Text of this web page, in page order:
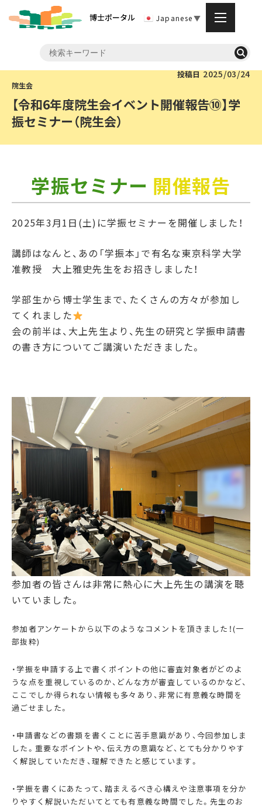
博士ポータル Japanese▼
投稿日 2025/03/24
【令和6年度院生会イベント開催報告⑩】学
振セミナー（院生会）
学振セミナー 開催報告
2025年3月1日(土)に学振セミナーを開催しました！
講師はなんと、あの「学振本」で有名な東京科学大学
准教授 大上雅史先生をお招きしました！
学部生から博士学生まで、たくさんの方々が参加し
てくれました
会の前半は、大上先生より、先生の研究 と学振申請書
の書き方についてご講演いただきました。
参加者の皆さんは非常に熱心に大上先生の講演を聴
いていました。
参加者アンケートから以下のようなコメントを頂きました！(一
部抜粋)
・学振を申請する上で書くポイントの他に審査対象者がどのよ
うな点を重視しているのか、どんな方が審査しているのかなど、
ここでしか得られない情報も多々あり、非常に有意義な時間を
過ごせました。
・申請書などの書類を書くことに苦手意識があり、今回参加しま
した。重要なポイントや、伝え方の意識など、とても分かりやす
く解説していただき、理解できたと感じています。
・学振を書くにあたって、踏まえるべき心構えや注意事項を分か
りやすく解説いただいてとても有意義な時間でした。先生のお